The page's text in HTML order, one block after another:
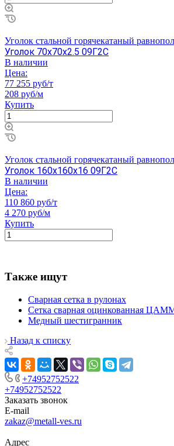
Уголок стальной горячекатаный
Уголок 70х70х2.5 09Г2С
В наличии
Цена:
77 255 руб/т
208 руб/м
Купить
Уголок стальной горячекатаный
Уголок 160х160х16 09Г2С
В наличии
Цена:
110 860 руб/т
4 270 руб/м
Купить
Также ищут
Сварная сетка в рулонах
Сетка сварная оцинкованная
Медный шестигранник
Назад к списку
+74952752522
+74952752522
Заказать звонок
E-mail
zakaz@metall-ves.ru
Адрес